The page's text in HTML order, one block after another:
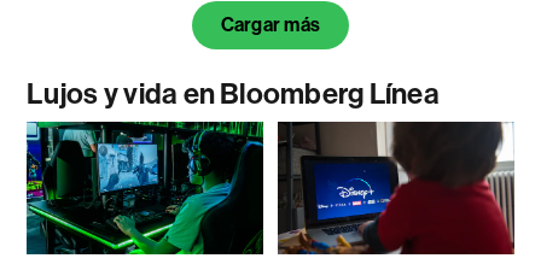
Cargar más
Lujos y vida en Bloomberg Línea